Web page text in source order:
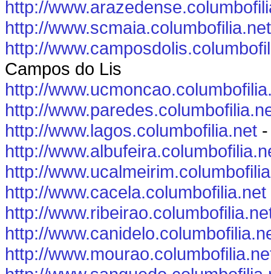
http://
http://www.scmaia.columbofilia.net
http://
Campos do Lis
http://
http://
http://www.lagos.columbofilia.net
http://
http://
http://www.cacela.columbofilia.net
http://
http://
http://